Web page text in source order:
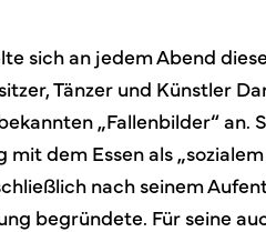
sich an jedem Abend
Tänzer und Künstler
„Fallenbilder“ an.
mit dem Essen als
nach seinem
begründete. Für seine